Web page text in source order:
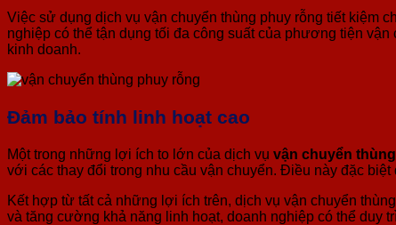
Việc sử dụng dịch vụ vận chuyển thùng phuy rỗng tiết kiệm
nghiệp có thể tận dụng tối đa công suất của phương tiện
kinh doanh.
Đảm bảo tính linh hoạt cao
Một trong những lợi ích to lớn của dịch vụ vận chuyển
với các thay đổi trong nhu cầu vận chuyển. Điều này đặc
Kết hợp từ tất cả những lợi ích trên, dịch vụ vận chuyển
và tăng cường khả năng linh hoạt, doanh nghiệp có thể duy